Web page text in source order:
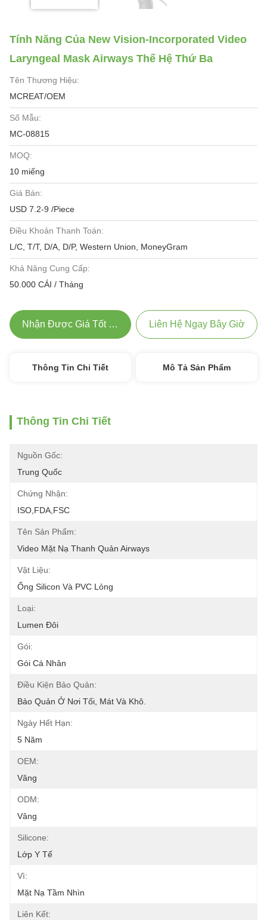
Tính Năng Của New Vision-Incorporated Video
Laryngeal Mask Airways Thế Hệ Thứ Ba
Tên Thương Hiệu:
MCREAT/OEM
Số Mẫu:
MC-08815
MOQ:
10 miếng
Giá Bán:
USD 7.2-9 /Piece
Điều Khoản Thanh Toán:
L/C, T/T, D/A, D/P, Western Union, MoneyGram
Khả Năng Cung Cấp:
50.000 CÁI / Tháng
Nhận Được Giá Tốt Nhất Liên Hệ Ngay Bây Giờ
Thông Tin Chi Tiết Mô Tả Sản Phẩm
Thông Tin Chi Tiết
Nguồn Gốc:
Trung Quốc
Chứng Nhận:
ISO,FDA,FSC
Tên Sản Phẩm:
Video Mặt Nạ Thanh Quản Airways
Vật Liệu:
Ống Silicon Và PVC Lỏng
Loại:
Lumen Đôi
Gói:
Gói Cá Nhân
Điều Kiện Bảo Quản:
Bảo Quản Ở Nơi Tối, Mát Và Khô.
Ngày Hết Hạn:
5 Năm
OEM:
Vâng
ODM:
Vâng
Silicone:
Lớp Y Tế
Vì:
Mặt Nạ Tầm Nhìn
Liên Kết: